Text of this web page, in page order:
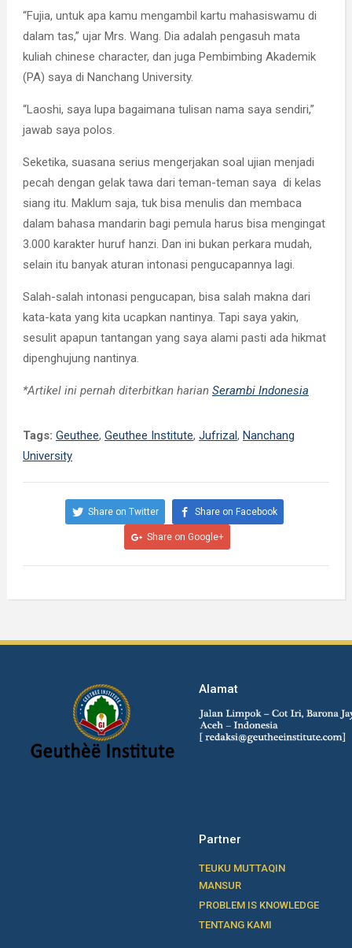
“Fujia, untuk apa kamu mengambil kartu mahasiswamu di
dalam tas,” ujar Mrs. Wang. Dia adalah pengasuh mata
kuliah chinese character, dan juga Pembimbing Akademik
(PA) saya di Nanchang University.
“Laoshi, saya lupa bagaimana tulisan nama saya sendiri,”
jawab saya polos.
Seketika, suasana serius mengerjakan soal ujian menjadi
pecah dengan gelak tawa dari teman-teman saya di kelas
siang itu. Maklum saja, tuk bisa menulis dan membaca
dalam bahasa mandarin bagi pemula harus bisa mengingat
3.000 karakter huruf hanzi. Dan ini bukan perkara mudah,
selain itu banyak aturan intonasi pengucapannya lagi.
Salah-salah intonasi pengucapan, bisa salah makna dari
kata-kata yang kita ucapkan nantinya. Tapi saya yakin,
sesulit apapun tantangan yang saya alami pasti ada hikmat
dipenghujung nantinya.
*Artikel ini pernah diterbitkan harian Serambi Indonesia
Tags: Geuthee, Geuthee Institute, Jufrizal, Nanchang
University
Share on Twitter Share on Facebook
Share on Google+
Alamat
Partner
TEUKU MUTTAQIN
MANSUR
PROBLEM IS KNOWLEDGE
TENTANG KAMI